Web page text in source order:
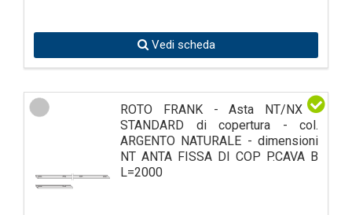
logistica e distribuzione fanno parte oggi delle funzioni
svolte dalla centrale di Roto Italia, con sede a Meolo,
poco distante da Venezia.
Vedi scheda
ROTO FRANK - Asta NT/NX -
STANDARD di copertura - col.
ARGENTO NATURALE - dimensioni
NT ANTA FISSA DI COP P.CAVA B
L=2000